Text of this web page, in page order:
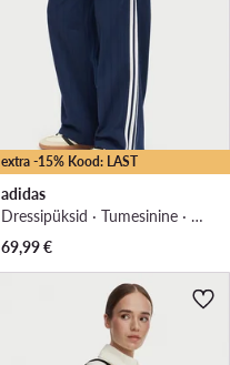
extra -15% Kood: LAST
adidas
Dressipüksid · Tumesinine · Relaxed Fit
69,99€